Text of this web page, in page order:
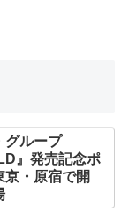
グループ
』発売記念ポ
京・原宿で開